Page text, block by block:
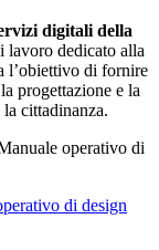
digitali della
lavoro dedicato alla
l’obiettivo di fornire
progettazione e la
cittadinanza.
operativo di
di design